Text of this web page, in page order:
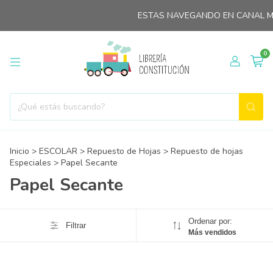
ESTAS NAVEGANDO EN CANAL
0
Inicio > ESCOLAR > Repuesto de Hojas > Repuesto de hojas
Especiales > Papel Secante
Papel Secante
Filtrar Ordenar por:
Más vendidos